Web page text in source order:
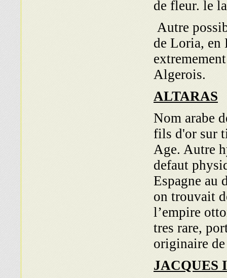
de fleur. le
Autre
de Loria, en
Algerois.
ALTARAS
Nom arabe
fils d'or sur
Age. Autre
defaut
Espagne au
on trouvait
l’empire
tres rare,
originaire
JACQUES